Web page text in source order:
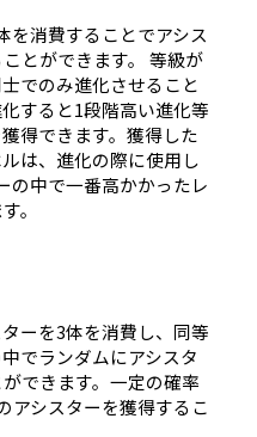
を消費することでアシス
とができます。 等級が
でのみ進化させること
すると1段階高い進化等
得できます。獲得した
は、進化の際に使用し
の中で一番高かかったレ
。
ーを3体を消費し、同等
でランダムにアシスタ
できます。一定の確率
アシスターを獲得するこ